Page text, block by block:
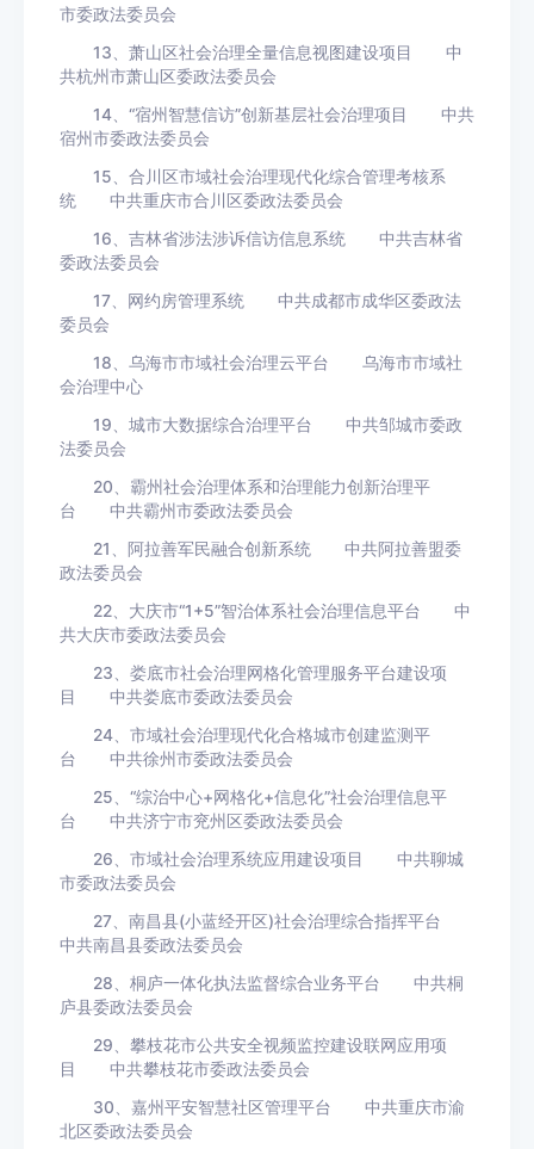
市委政法委员会
13、萧山区社会治理全量信息视图建设项目 中
共杭州市萧山区委政法委员会
14、“宿州智慧信访”创新基层社会治理项目 中共
宿州市委政法委员会
15、合川区市域社会治理现代化综合管理考核系
统 中共重庆市合川区委政法委员会
16、吉林省涉法涉诉信访信息系统 中共吉林省
委政法委员会
17、网约房管理系统 中共成都市成华区委政法
委员会
18、乌海市市域社会治理云平台 乌海市市域社
会治理中心
19、城市大数据综合治理平台 中共邹城市委政
法委员会
20、霸州社会治理体系和治理能力创新治理平
台 中共霸州市委政法委员会
21、阿拉善军民融合创新系统 中共阿拉善盟委
政法委员会
22、大庆市“1+5”智治体系社会治理信息平台 中
共大庆市委政法委员会
23、娄底市社会治理网格化管理服务平台建设项
目 中共娄底市委政法委员会
24、市域社会治理现代化合格城市创建监测平
台 中共徐州市委政法委员会
25、“综治中心+网格化+信息化”社会治理信息平
台 中共济宁市兖州区委政法委员会
26、市域社会治理系统应用建设项目 中共聊城
市委政法委员会
27、南昌县(小蓝经开区)社会治理综合指挥平台
中共南昌县委政法委员会
28、桐庐一体化执法监督综合业务平台 中共桐
庐县委政法委员会
29、攀枝花市公共安全视频监控建设联网应用项
目 中共攀枝花市委政法委员会
30、嘉州平安智慧社区管理平台 中共重庆市渝
北区委政法委员会